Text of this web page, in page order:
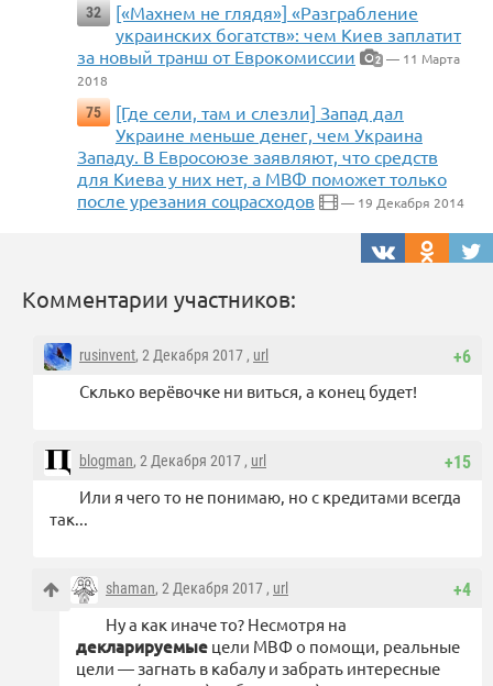
32
[«Махнем не глядя»] «Разграбление
украинских богатств»: чем Киев заплатит
за новый транш от Еврокомиссии
2 — 11 Марта
2018
75
[Где сели, там и слезли] Запад дал
Украине меньше денег, чем Украина
Западу. В Евросоюзе заявляют, что средств
для Киева у них нет, а МВФ поможет только
после урезания соцрасходов
— 19 Декабря 2014
Комментарии участников:
+6
rusinvent, 2 Декабря 2017 , url
Склько верёвочке ни виться, а конец будет!
+15
blogman, 2 Декабря 2017 , url
Или я чего то не понимаю, но с кредитами всегда
так...
+4
shaman, 2 Декабря 2017 , url
Ну а как иначе то? Несмотря на
декларируемые цели МВФ о помощи, реальные
цели — загнать в кабалу и забрать интересные